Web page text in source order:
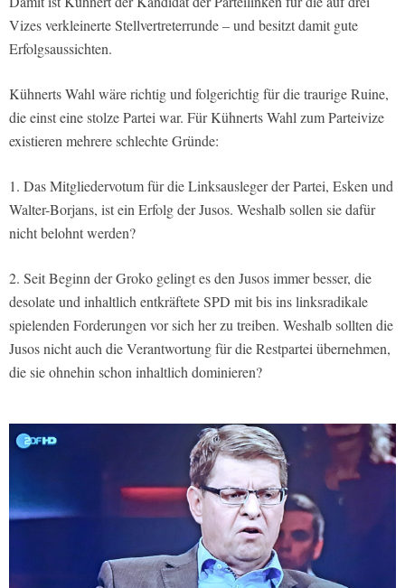
Vizes verkleinerte Stellvertreterrunde – und besitzt damit gute
Erfolgsaussichten.
Kühnerts Wahl wäre richtig und folgerichtig für die traurige Ruine,
die einst eine stolze Partei war. Für Kühnerts Wahl zum Parteivize
existieren mehrere schlechte Gründe:
1. Das Mitgliedervotum für die Linksausleger der Partei, Esken und
Walter-Borjans, ist ein Erfolg der Jusos. Weshalb sollen sie dafür
nicht belohnt werden?
2. Seit Beginn der Groko gelingt es den Jusos immer besser, die
desolate und inhaltlich entkräftete SPD mit bis ins linksradikale
spielenden Forderungen vor sich her zu treiben. Weshalb sollten die
Jusos nicht auch die Verantwortung für die Restpartei übernehmen,
die sie ohnehin schon inhaltlich dominieren?